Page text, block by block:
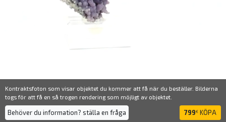
Kontraktsfoton som visar objektet du kommer att få när du beställer. Bilderna
togs för att få en så trogen rendering som möjligt av objektet.
Behöver du information? ställa en fråga 799€ KÖPA